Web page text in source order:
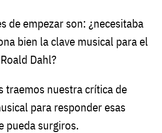
de empezar son: ¿necesitaba
bien la clave musical para el
Dahl?
traemos nuestra crítica de
para responder esas
pueda surgiros.